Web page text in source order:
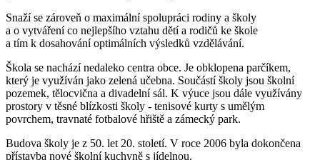
Snaží se zároveň o maximální spolupráci rodiny a školy
a o vytváření co nejlepšího vztahu dětí a rodičů ke škole
a tím k dosahování optimálních výsledků vzdělávání.
Škola se nachází nedaleko centra obce. Je obklopena parčíkem,
který je využíván jako zelená učebna. Součástí školy jsou školní
pozemek, tělocvična a divadelní sál. K výuce jsou dále využívány
prostory v těsné blízkosti školy - tenisové kurty s umělým
povrchem, travnaté fotbalové hřiště a zámecký park.
Budova školy je z 50. let 20. století. V roce 2006 byla dokončena
přístavba nové školní kuchyně s jídelnou.